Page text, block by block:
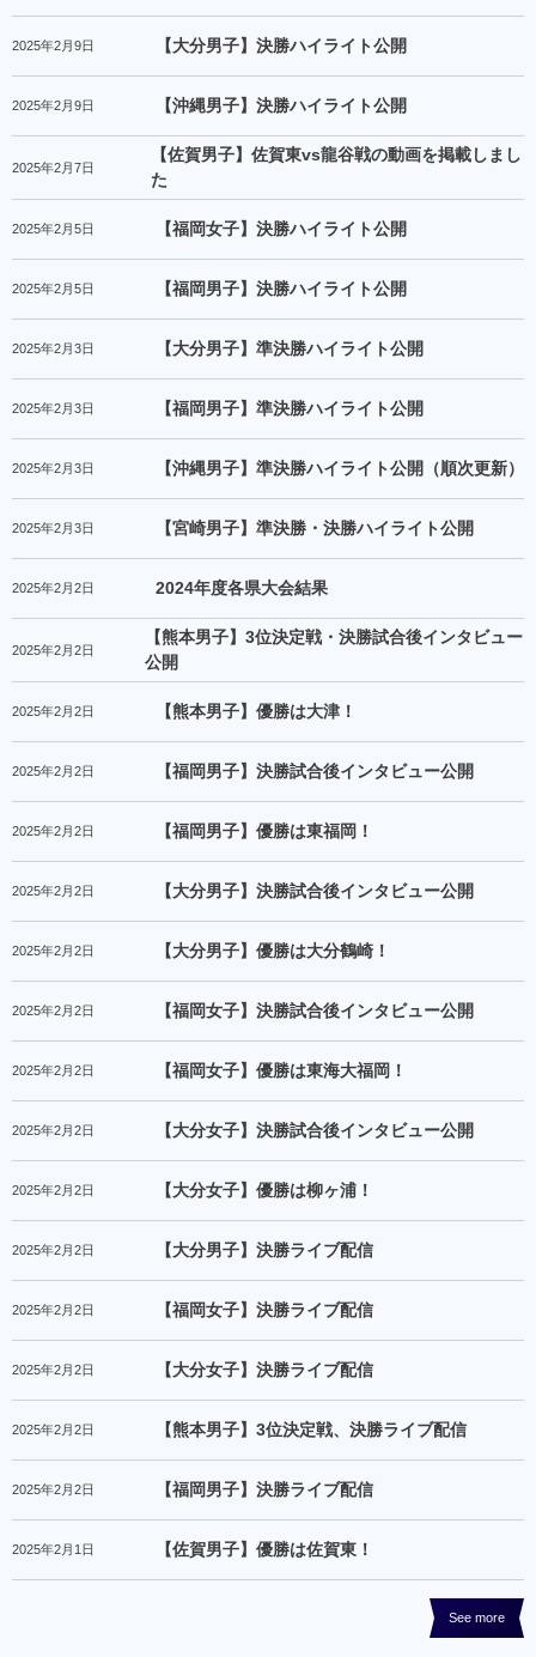
2025年2月9日 【大分男子】決勝ハイライト公開
2025年2月9日 【沖縄男子】決勝ハイライト公開
2025年2月7日
【佐賀男子】佐賀東vs龍谷戦の動画を掲載しまし
た
2025年2月5日 【福岡女子】決勝ハイライト公開
2025年2月5日 【福岡男子】決勝ハイライト公開
2025年2月3日 【大分男子】準決勝ハイライト公開
2025年2月3日 【福岡男子】準決勝ハイライト公開
2025年2月3日 【沖縄男子】準決勝ハイライト公開（順次更新）
2025年2月3日 【宮崎男子】準決勝・決勝ハイライト公開
2025年2月2日 2024年度各県大会結果
2025年2月2日
【熊本男子】3位決定戦・決勝試合後インタビュー
公開
2025年2月2日 【熊本男子】優勝は大津！
2025年2月2日 【福岡男子】決勝試合後インタビュー公開
2025年2月2日 【福岡男子】優勝は東福岡！
2025年2月2日 【大分男子】決勝試合後インタビュー公開
2025年2月2日 【大分男子】優勝は大分鶴崎！
2025年2月2日 【福岡女子】決勝試合後インタビュー公開
2025年2月2日 【福岡女子】優勝は東海大福岡！
2025年2月2日 【大分女子】決勝試合後インタビュー公開
2025年2月2日 【大分女子】優勝は柳ヶ浦！
2025年2月2日 【大分男子】決勝ライブ配信
2025年2月2日 【福岡女子】決勝ライブ配信
2025年2月2日 【大分女子】決勝ライブ配信
2025年2月2日 【熊本男子】3位決定戦、決勝ライブ配信
2025年2月2日 【福岡男子】決勝ライブ配信
2025年2月1日 【佐賀男子】優勝は佐賀東！
See more